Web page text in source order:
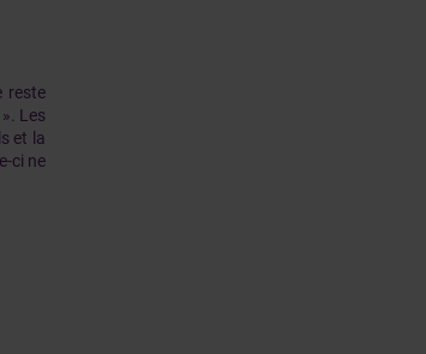
reste
Les
et la
ci ne